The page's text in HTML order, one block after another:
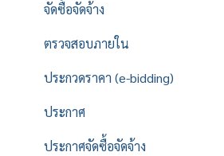
จัดซื้อจัดจ้าง
ตรวจสอบภายใน
ประกวดราคา (e-bidding)
ประกาศ
ประกาศจัดซื้อจัดจ้าง